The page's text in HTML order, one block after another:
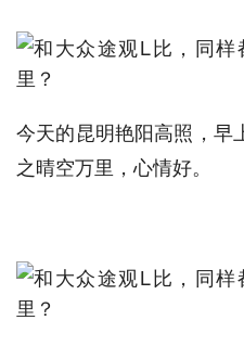
今天的昆明艳阳高照，早
之晴空万里，心情好。